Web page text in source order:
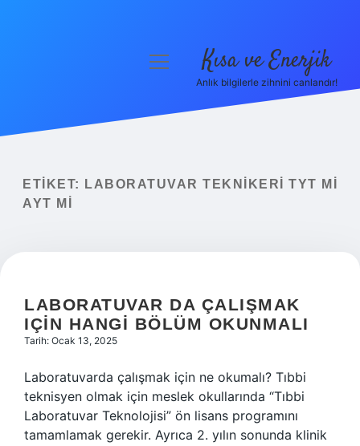
Yasal Uyarı
menüyü
Kısa ve Enerjik
Anlık bilgilerle zihnini canlandır!
ETIKET:
LABORATUVAR TEKNIKERI TYT MI
AYT MI
LABORATUVAR DA ÇALIŞMAK
IÇIN HANGI BÖLÜM OKUNMALI
Tarih: Ocak 13, 2025
Laboratuvarda çalışmak için ne okumalı? Tıbbi
teknisyen olmak için meslek okullarında “Tıbbi
Laboratuvar Teknolojisi” ön lisans programını
tamamlamak gerekir. Ayrıca 2. yılın sonunda klinik